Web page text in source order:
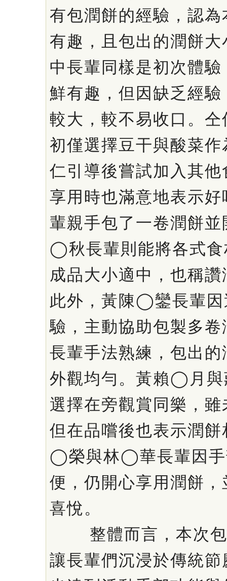
有包潤餅的經驗，認
有趣，且包出的潤餅
中長輩同樣是初次體
鮮有趣，但因缺乏經
較大，較不易收口。
初僅選擇豆干與酸菜
仁引導後嘗試加入其
享用時也滿意地表示
輩親手包了一卷潤餅
◯秋長輩則能將各式食
成品大小適中，也稱
此外，黃陳◯鑾長輩因
驗，主動協助包製多
長輩手法熟練，包出
外觀均勻。黃賴◯月
選擇在旁觀賞同樂，
但在品嚐後也表示潤
◯榮與林◯華長輩因手
便，仍開心享用潤餅
喜悅。
整體而言，本次包
讓長輩們沉浸於傳統